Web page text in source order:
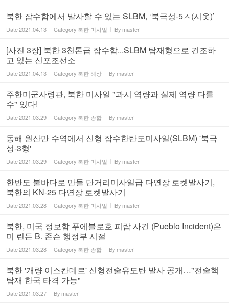
북한 잠수함에서 발사할 수 있는 SLBM, ‘북극성-5ㅅ(시옷)’
Date2021.04.13 Category 북한 미사일 Bymaster
[사진 3장] 북한 3천톤급 잠수함...SLBM 탑재형으로 건조하
고 있는 신포조선소
Date2021.04.13 Category 북한 해상 Bymaster
주한미군사령관, 북한 미사일 "과시 역량과 실제 역량 다를
수" 있다!
Date2021.03.29 Category 북한 종합 Bymaster
동해 원산만 수역에서 신형 잠수한탄도미사일(SLBM) '북극
성-3형'
Date2021.03.29 Category 북한 미사일 Bymaster
한반도 불바다로 만들 단거리미사일급 다연장 로켓발사기,
북한의 KN-25 다연장 로켓발사기
Date2021.03.28 Category 북한 미사일 Bymaster
북한, 미국 정보함 푸에블로호 피랍 사건 (Pueblo Incident)은
미 린든 B. 존슨 행정부 시절
Date2021.03.28 Category 북한 종합 Bymaster
북한 '개량 이스칸데르' 신형전술유도탄 발사 공개…"전술핵
탑재 한국 타격 가능"
Date2021.03.27 Bymaster